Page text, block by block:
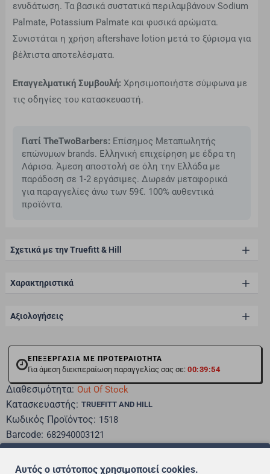
ενυδάτωση. Τα βασικά συστατικά περιλαμβάνουν Sodium
Palmate, Potassium Palmate και φυσικά αρώματα.
Συνιστάται η χρήση aftershave lotion μετά το ξύρισμα για
βέλτιστα αποτελέσματα.
Επαγγελματική Συμβουλή: Χρησιμοποιήστε σύμφωνα με
τις οδηγίες του κατασκευαστή.
Γιατί TheTwoBarbers: Επίσημος Μεταπωλητής
επώνυμων brands. Ελληνική επιχείρηση με έδρα τη
Λάρισα. Άμεση αποστολή σε όλη την Ελλάδα με
παράδοση σε 1-2 εργάσιμες. Δωρεάν μεταφορικά
για παραγγελίες άνω των 59€. 100% αυθεντικά
προϊόντα.
Σχετικά με την Truefitt & Hill
Χαρακτηριστικά
Αξιολογήσεις
ΕΠΕΞΕΡΓΑΣΙΑ ΜΕ ΠΡΟΤΕΡΑΙΟΤΗΤΑ
Για άμεση διεκπεραίωση παραγγελίας σας σε: 00:39:54
Διαθεσιμότητα: Out Of Stock
Κατασκευαστής: TRUEFITT AND HILL
Κωδικός Προϊόντος: 1518
Barcode: 682940003121
Αυτός ο ιστότοπος χρησιμοποιεί cookies.